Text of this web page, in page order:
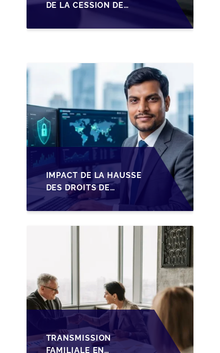
DE LA CESSION DE
LES DIRIGEANTS DE
IMPACT DE LA HAUSSE
DES DROITS DE
SUCCESSION EN
WALLONIE SUR LA
TRANSMISSION
TRANSMISSION
FAMILIALE EN